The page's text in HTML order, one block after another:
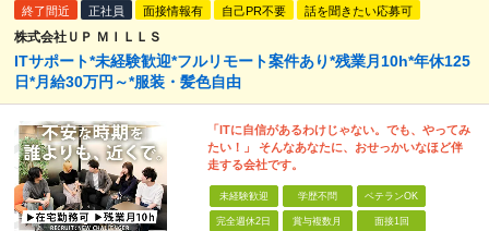
終了間近 正社員 面接情報有 自己PR不要 話を聞きたい応募可
株式会社ＵＰ ＭＩＬＬＳ
ITサポート*未経験歓迎*フルリモート案件あり*残業月10h*年休125
日*月給30万円～*服装・髪色自由
「ITに自信があるわけじゃない。でも、やってみ
たい！」 そんなあなたに、おせっかいなほど伴
走する会社です。
未経験歓迎 学歴不問 ベテランOK
完全週休2日 賞与複数月 面接1回